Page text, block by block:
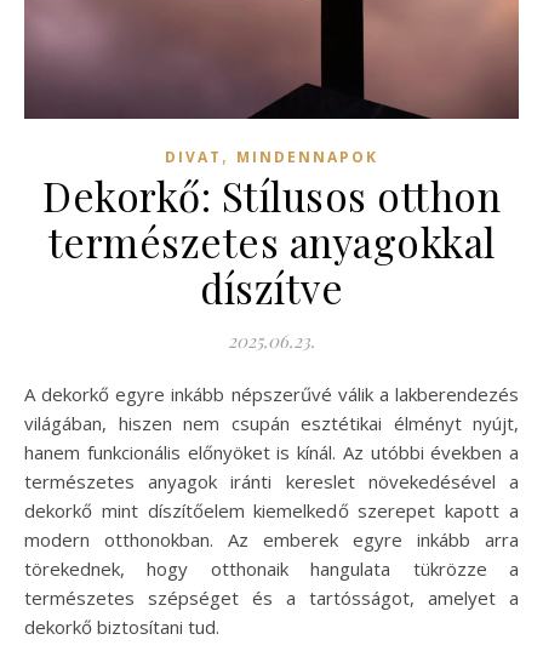
DIVAT , MINDENNAPOK
Dekorkő: Stílusos otthon
természetes anyagokkal
díszítve
2025.06.23.
A dekorkő egyre inkább népszerűvé válik a lakberendezés
világában, hiszen nem csupán esztétikai élményt nyújt,
hanem funkcionális előnyöket is kínál. Az utóbbi években a
természetes anyagok iránti kereslet növekedésével a
dekorkő mint díszítőelem kiemelkedő szerepet kapott a
modern otthonokban. Az emberek egyre inkább arra
törekednek, hogy otthonaik hangulata tükrözze a
természetes szépséget és a tartósságot, amelyet a
dekorkő biztosítani tud.